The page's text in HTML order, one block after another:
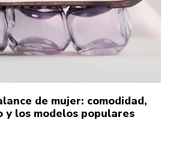
de mujer: comodidad,
los modelos populares